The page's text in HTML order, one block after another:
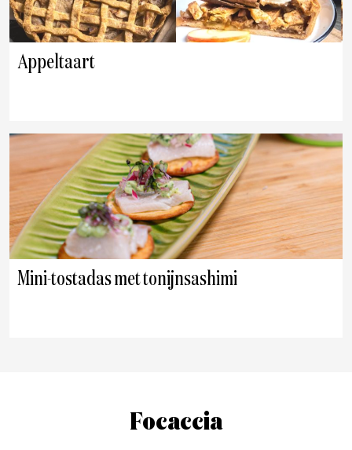
Appeltaart
Mini-tostadas met tonijnsashimi
Focaccia